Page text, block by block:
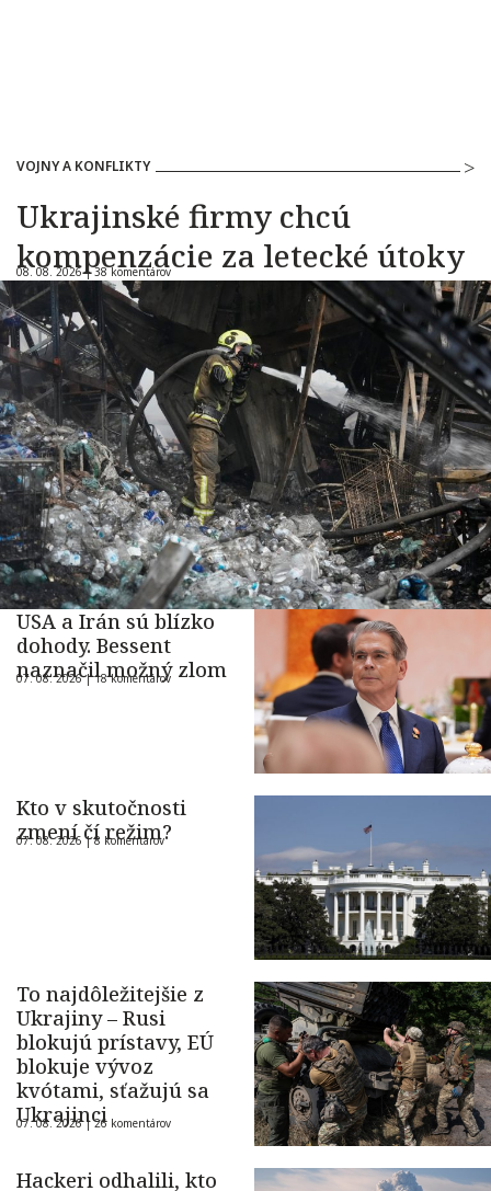
VOJNY A KONFLIKTY
Ukrajinské firmy chcú
kompenzácie za letecké útoky
08. 08. 2026 |38 komentárov
USA a Irán sú blízko
dohody. Bessent
naznačil možný zlom
07. 08. 2026 |18 komentárov
Kto v skutočnosti
zmení čí režim?
07. 08. 2026 |8 komentárov
To najdôležitejšie z
Ukrajiny – Rusi
blokujú prístavy, EÚ
blokuje vývoz
kvótami, sťažujú sa
Ukrajinci
07. 08. 2026 |26 komentárov
Hackeri odhalili, kto